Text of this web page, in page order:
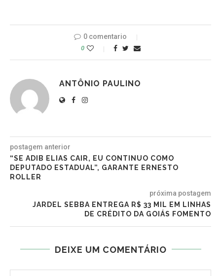
0 comentario
0
ANTÔNIO PAULINO
postagem anterior
“SE ADIB ELIAS CAIR, EU CONTINUO COMO
DEPUTADO ESTADUAL”, GARANTE ERNESTO
ROLLER
próxima postagem
JARDEL SEBBA ENTREGA R$ 33 MIL EM LINHAS
DE CRÉDITO DA GOIÁS FOMENTO
DEIXE UM COMENTÁRIO